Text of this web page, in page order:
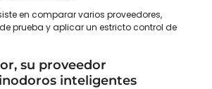
en comparar varios proveedores,
prueba y aplicar un estricto control de
su proveedor
inteligentes